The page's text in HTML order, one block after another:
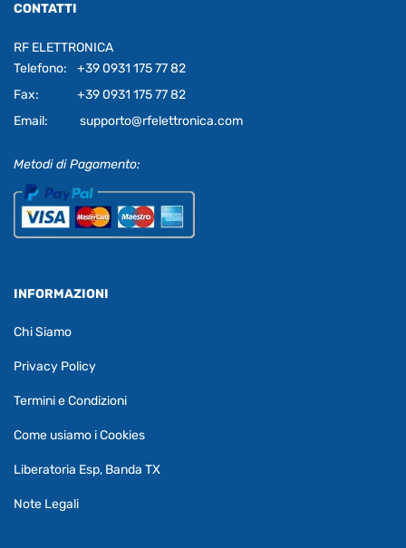
CONTATTI
RF ELETTRONICA
Telefono:
+39 0931 175 77 82
Fax:
+39 0931 175 77 82
Email:
supporto@rfelettronica.com
Metodi di Pagamento:
INFORMAZIONI
Chi Siamo
Privacy Policy
Termini e Condizioni
Come usiamo i Cookies
Liberatoria Esp, Banda TX
Note Legali